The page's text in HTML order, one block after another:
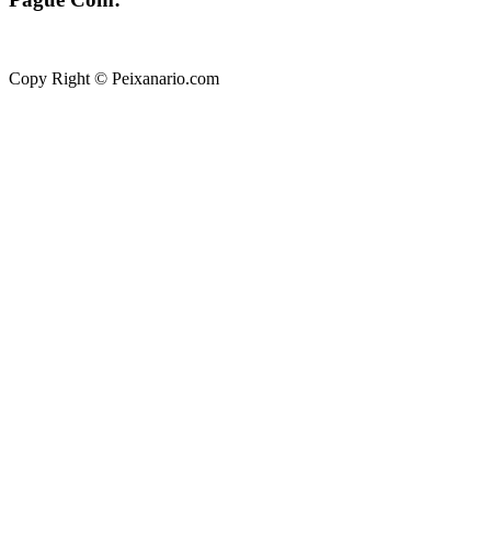
Copy Right © Peixanario.com